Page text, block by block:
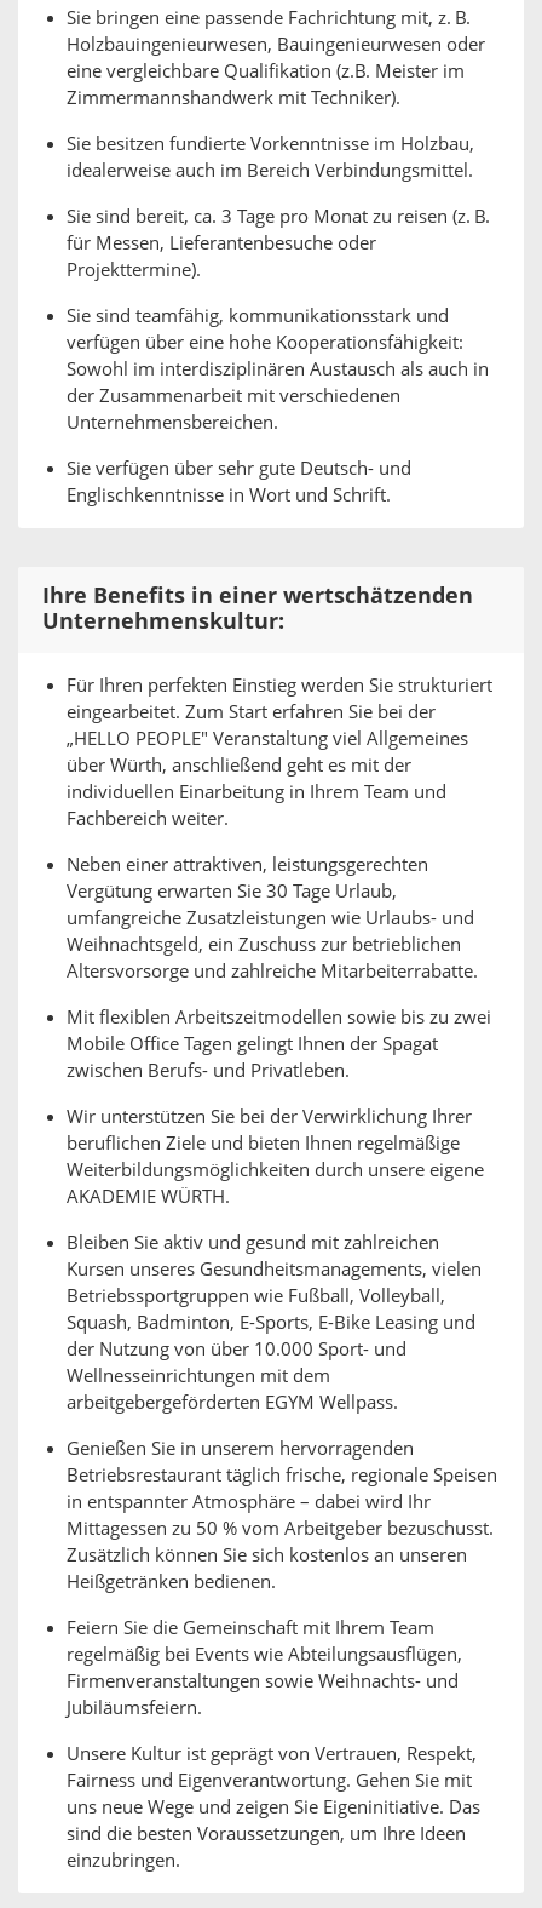
Sie bringen eine passende Fachrichtung mit, z. B.
Holzbauingenieurwesen, Bauingenieurwesen oder
eine vergleichbare Qualifikation (z.B. Meister im
Zimmermannshandwerk mit Techniker).
Sie besitzen fundierte Vorkenntnisse im Holzbau,
idealerweise auch im Bereich Verbindungsmittel.
Sie sind bereit, ca. 3 Tage pro Monat zu reisen (z. B.
für Messen, Lieferantenbesuche oder
Projekttermine).
Sie sind teamfähig, kommunikationsstark und
verfügen über eine hohe Kooperationsfähigkeit:
Sowohl im interdisziplinären Austausch als auch in
der Zusammenarbeit mit verschiedenen
Unternehmensbereichen.
Sie verfügen über sehr gute Deutsch- und
Englischkenntnisse in Wort und Schrift.
Ihre Benefits in einer wertschätzenden
Unternehmenskultur:
Für Ihren perfekten Einstieg werden Sie strukturiert
eingearbeitet. Zum Start erfahren Sie bei der
„HELLO PEOPLE" Veranstaltung viel Allgemeines
über Würth, anschließend geht es mit der
individuellen Einarbeitung in Ihrem Team und
Fachbereich weiter.
Neben einer attraktiven, leistungsgerechten
Vergütung erwarten Sie 30 Tage Urlaub,
umfangreiche Zusatzleistungen wie Urlaubs- und
Weihnachtsgeld, ein Zuschuss zur betrieblichen
Altersvorsorge und zahlreiche Mitarbeiterrabatte.
Mit flexiblen Arbeitszeitmodellen sowie bis zu zwei
Mobile Office Tagen gelingt Ihnen der Spagat
zwischen Berufs- und Privatleben.
Wir unterstützen Sie bei der Verwirklichung Ihrer
beruflichen Ziele und bieten Ihnen regelmäßige
Weiterbildungsmöglichkeiten durch unsere eigene
AKADEMIE WÜRTH.
Bleiben Sie aktiv und gesund mit zahlreichen
Kursen unseres Gesundheitsmanagements, vielen
Betriebssportgruppen wie Fußball, Volleyball,
Squash, Badminton, E-Sports, E-Bike Leasing und
der Nutzung von über 10.000 Sport- und
Wellnesseinrichtungen mit dem
arbeitgebergeförderten EGYM Wellpass.
Genießen Sie in unserem hervorragenden
Betriebsrestaurant täglich frische, regionale Speisen
in entspannter Atmosphäre – dabei wird Ihr
Mittagessen zu 50 % vom Arbeitgeber bezuschusst.
Zusätzlich können Sie sich kostenlos an unseren
Heißgetränken bedienen.
Feiern Sie die Gemeinschaft mit Ihrem Team
regelmäßig bei Events wie Abteilungsausflügen,
Firmenveranstaltungen sowie Weihnachts- und
Jubiläumsfeiern.
Unsere Kultur ist geprägt von Vertrauen, Respekt,
Fairness und Eigenverantwortung. Gehen Sie mit
uns neue Wege und zeigen Sie Eigeninitiative. Das
sind die besten Voraussetzungen, um Ihre Ideen
einzubringen.